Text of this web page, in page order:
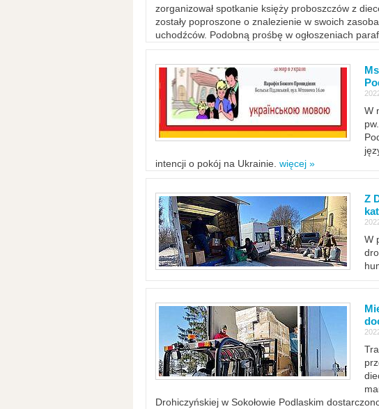
zorganizował spotkanie księży proboszczów z
zostały poproszone o znalezienie w swoich
uchodźców. Podobną prośbę w ogłoszeniach
W
intencji o pokój na Ukrainie. więcej »
Z
W
Drohiczyńskiej w Sokołowie Podlaskim